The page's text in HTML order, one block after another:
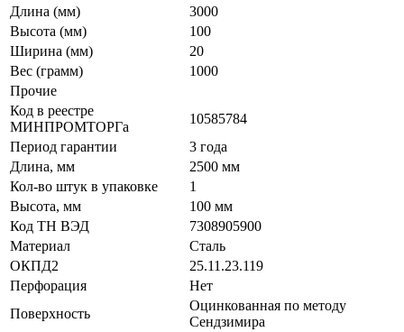
Длина (мм)
3000
Высота (мм)
100
Ширина (мм)
20
Вес (грамм)
1000
Прочие
Код в реестре
МИНПРОМТОРГа
10585784
Период гарантии
3 года
Длина, мм
2500 мм
Кол-во штук в упаковке
1
Высота, мм
100 мм
Код ТН ВЭД
7308905900
Материал
Сталь
ОКПД2
25.11.23.119
Перфорация
Нет
Поверхность
Оцинкованная по методу
Сендзимира